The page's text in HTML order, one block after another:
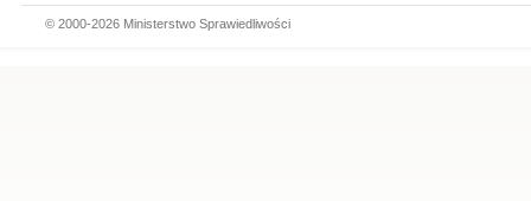
© 2000-2026 Ministerstwo Sprawiedliwości